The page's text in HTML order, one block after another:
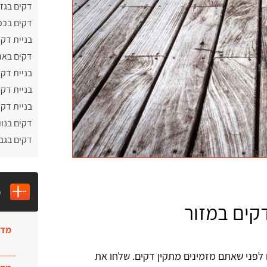
במזור
שאתם מזמינים מתקין דקים. שלחו את
דקים
דקים
בניית
דקים
בניית
בניית
בניית
דקים
דקים